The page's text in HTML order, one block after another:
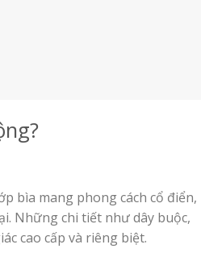
bìa mang phong cách cổ điển,
Những chi tiết như dây buộc,
cao cấp và riêng biệt.